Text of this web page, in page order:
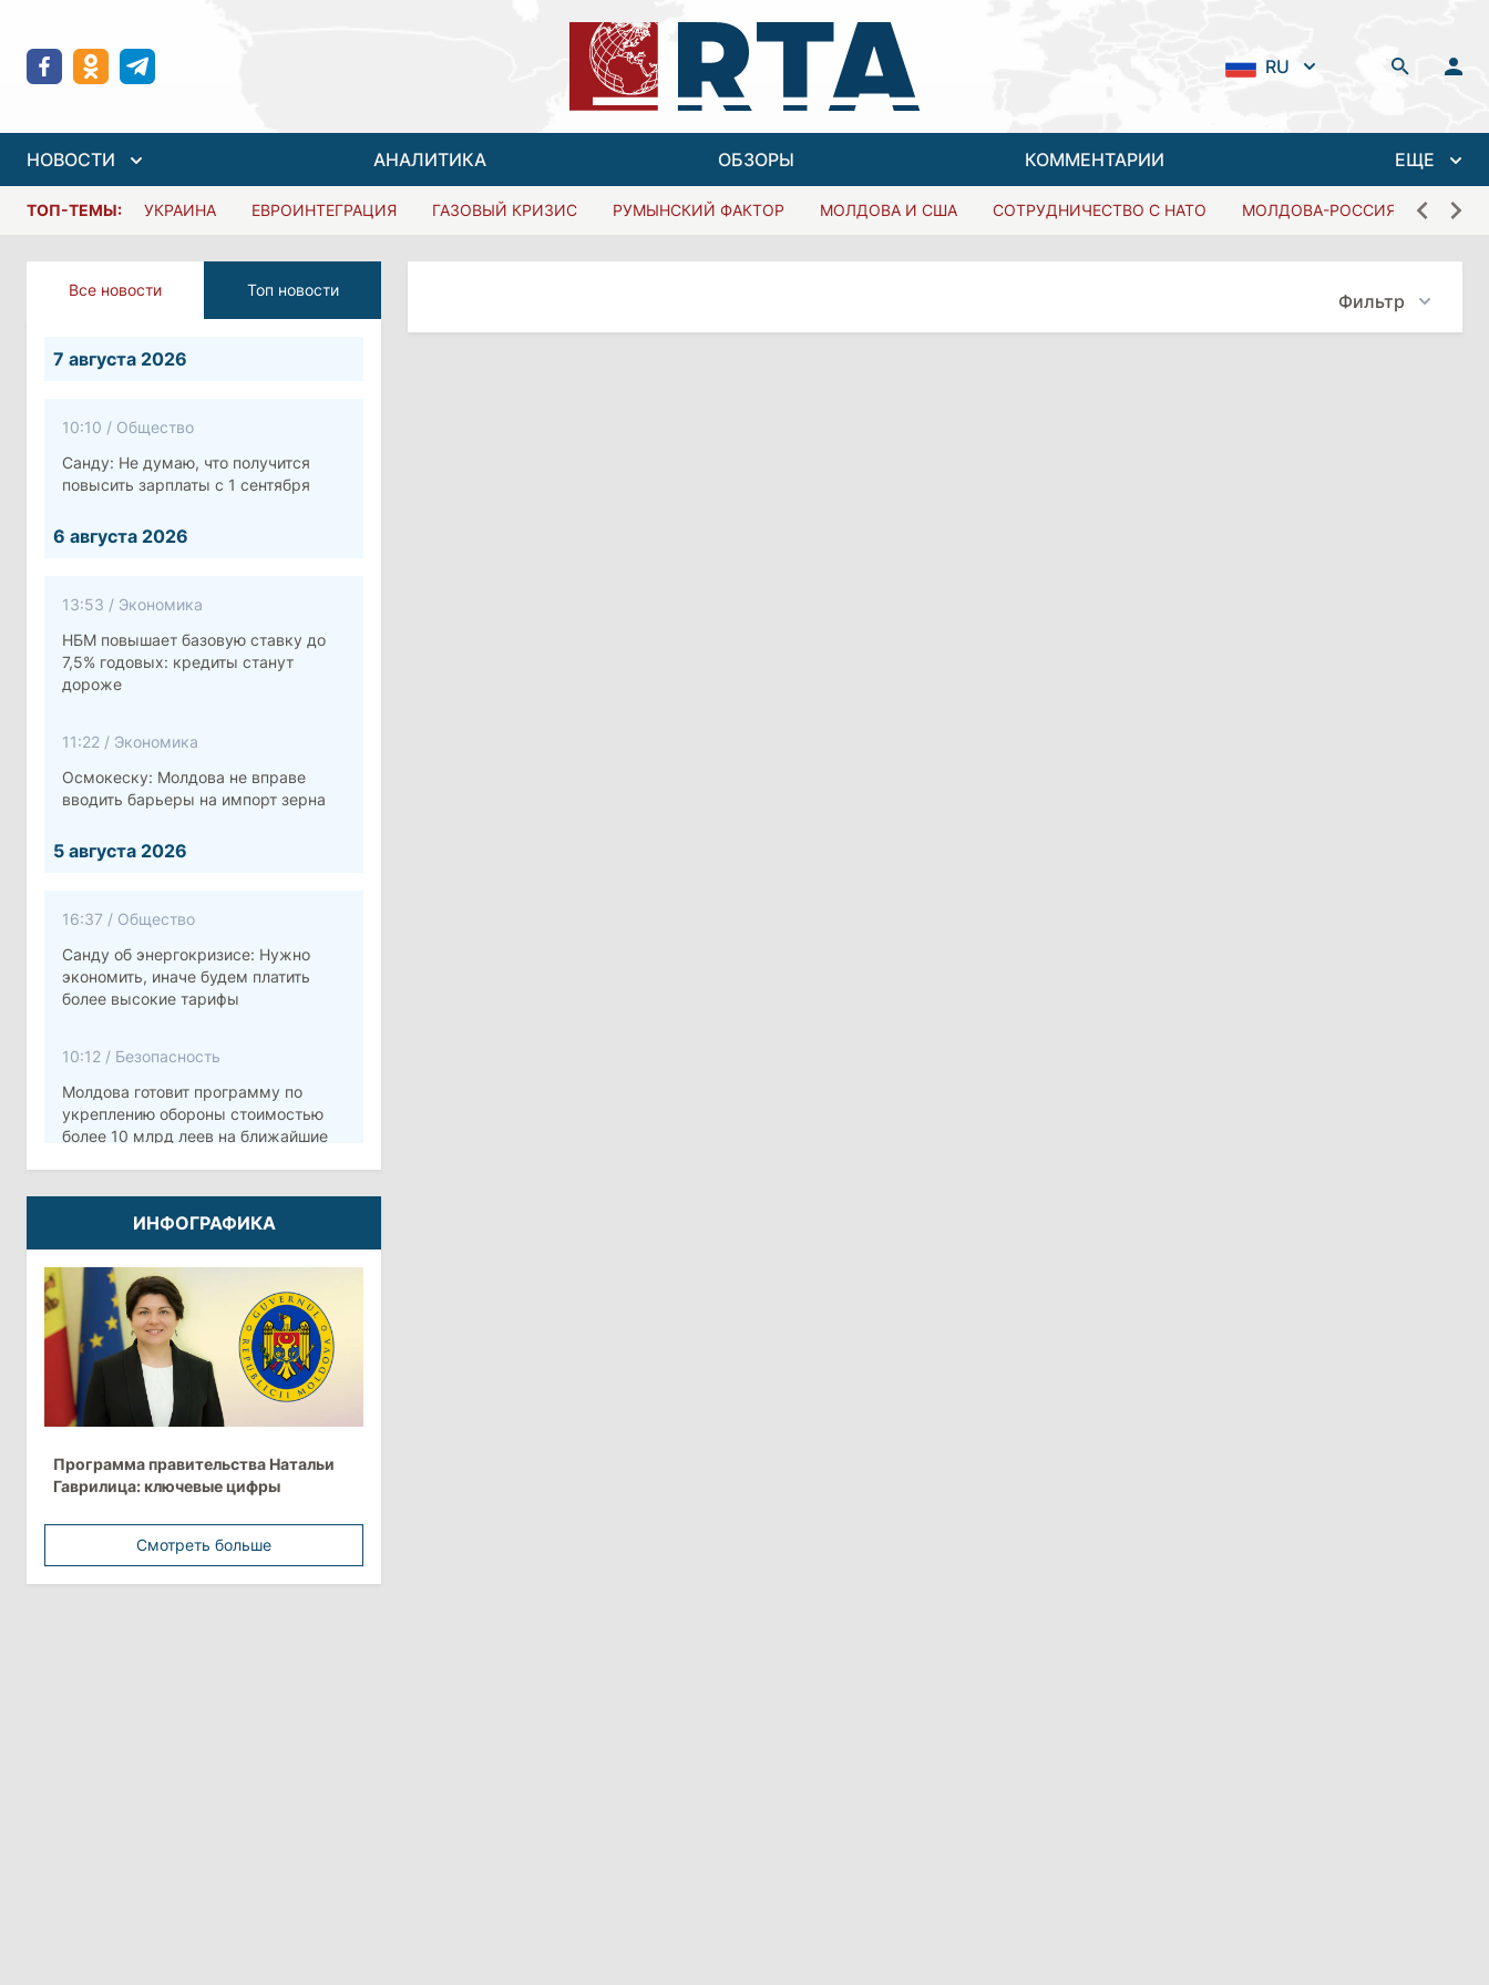
RU
НОВОСТИ АНАЛИТИКА ОБЗОРЫ КОММЕНТАРИИ ЕЩЕ
ТОП-ТЕМЫ: УКРАИНА ЕВРОИНТЕГРАЦИЯ ГАЗОВЫЙ КРИЗИС РУМЫНСКИЙ ФАКТОР МОЛДОВА И США СОТРУДНИЧЕСТВО С НАТО МОЛДОВА-РОССИЯ
Все новости Топ новости
7 августа 2026
10:10 / Общество
Санду: Не думаю, что получится
повысить зарплаты с 1 сентября
6 августа 2026
13:53 / Экономика
НБМ повышает базовую ставку до
7,5% годовых: кредиты станут
дороже
11:22 / Экономика
Осмокеску: Молдова не вправе
вводить барьеры на импорт зерна
5 августа 2026
16:37 / Общество
Санду об энергокризисе: Нужно
экономить, иначе будем платить
более высокие тарифы
10:12 / Безопасность
Молдова готовит программу по
укреплению обороны стоимостью
более 10 млрд леев на ближайшие
15:15 / Экономика
Молдова вошла в число
европейских стран с самой низкой
минимальной зарплатой
11:42
Политика
Центра по борьбе с
дезинформацией
3 августа 2026
ИНФОГРАФИКА
Программа правительства Натальи
Гаврилица: ключевые цифры
Смотреть больше
Фильтр